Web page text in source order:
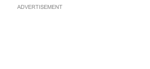
ADVERTISEMENT